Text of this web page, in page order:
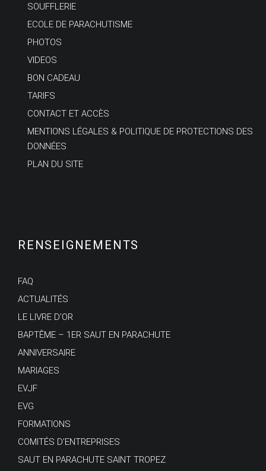
SOUFFLERIE
ECOLE DE PARACHUTISME
PHOTOS
VIDEOS
BON CADEAU
TARIFS
CONTACT ET ACCÈS
MENTIONS LÉGALES & POLITIQUE DE PROTECTIONS DES
DONNÉES
PLAN DU SITE
RENSEIGNEMENTS
FAQ
ACTUALITÉS
LE LIVRE D’OR
BAPTÊME – 1ER SAUT EN PARACHUTE
ANNIVERSAIRE
MARIAGES
EVJF
EVG
FORMATIONS
COMITÉS D’ENTREPRISES
SAUT EN PARACHUTE SAINT TROPEZ